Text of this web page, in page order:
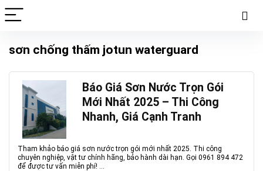
sơn chống thấm jotun waterguard
Báo Giá Sơn Nước Trọn Gói
Mới Nhất 2025 – Thi Công
Nhanh, Giá Cạnh Tranh
Tham khảo báo giá sơn nước trọn gói mới nhất 2025. Thi công
chuyên nghiệp, vật tư chính hãng, bảo hành dài hạn. Gọi 0961 894 472
để được tư vấn miễn phí! ...